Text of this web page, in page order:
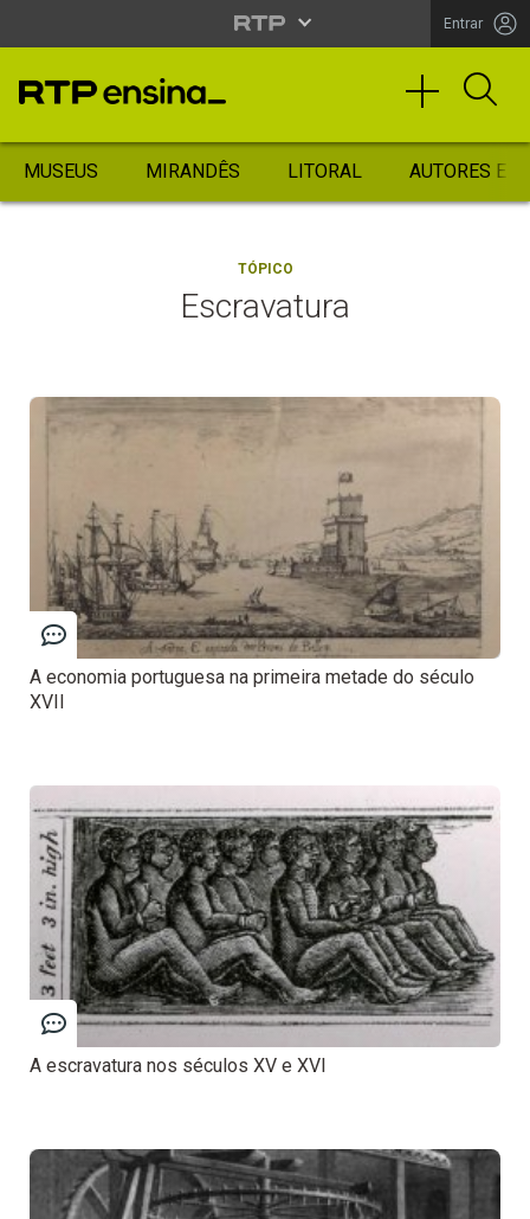
Entrar
MUSEUS MIRANDÊS LITORAL AUTORES
TÓPICO
Escravatura
A economia portuguesa na primeira metade do século
XVII
A escravatura nos séculos XV e XVI